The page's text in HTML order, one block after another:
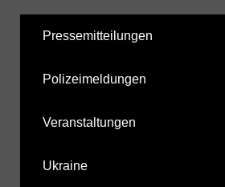
Pressemitteilungen
Polizeimeldungen
Veranstaltungen
Ukraine